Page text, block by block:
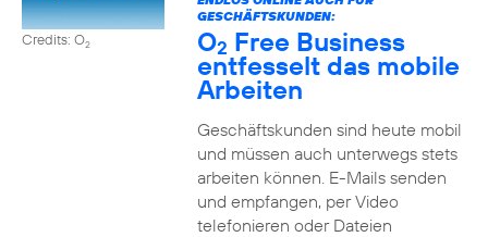
Credits: O2
GESCHÄFTSKUNDEN:
O2 Free Business
entfesselt das mobile
Arbeiten
Geschäftskunden sind heute mobil
und müssen auch unterwegs stets
arbeiten können. E-Mails senden
und empfangen, per Video
telefonieren oder Dateien